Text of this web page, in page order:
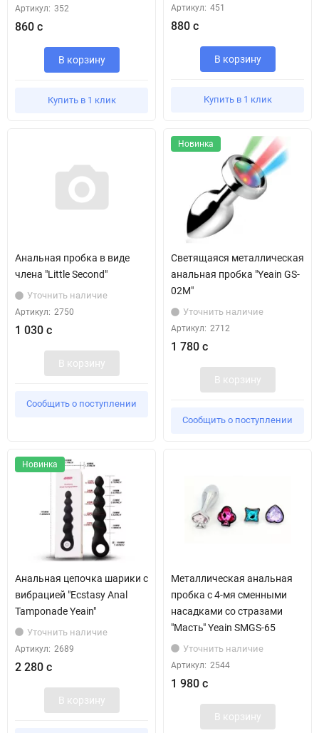
Артикул: 352
860 с
В корзину
Купить в 1 клик
Артикул: 451
880 с
В корзину
Купить в 1 клик
Анальная пробка в виде
члена "Little Second"
Уточнить наличие
Артикул: 2750
1 030 с
В корзину
Сообщить о поступлении
Новинка
Светящаяся металлическая
анальная пробка "Yeain GS-
02М"
Уточнить наличие
Артикул: 2712
1 780 с
В корзину
Сообщить о поступлении
Новинка
Анальная цепочка шарики с
вибрацией "Ecstasy Anal
Tamponade Yeain"
Уточнить наличие
Артикул: 2689
2 280 с
В корзину
Металлическая анальная
пробка с 4-мя сменными
насадками со стразами
"Масть" Yeain SMGS-65
Уточнить наличие
Артикул: 2544
1 980 с
В корзину